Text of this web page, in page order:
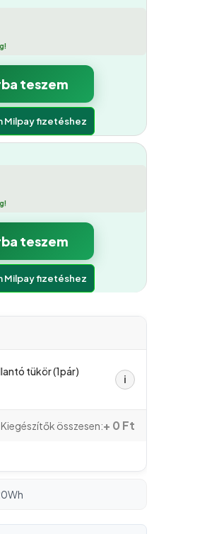
teszem
Milpay fizetéshez
teszem
Milpay fizetéshez
tükör (1pár)
ℹ
Kiegészítők összesen:+ 0 Ft